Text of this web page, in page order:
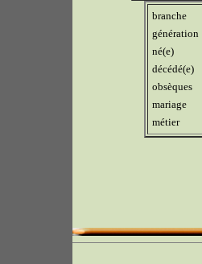
branche
génération
né(e)
décédé(e)
obsèques
mariage
métier